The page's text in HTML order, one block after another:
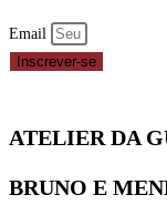
Email
Inscrever-se
ATELIER DA
BRUNO E